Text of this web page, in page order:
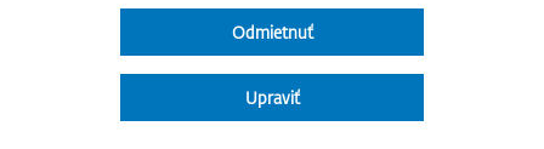
Odmietnuť
Upraviť
Instagram
Vyhlásenie o prístupnosti